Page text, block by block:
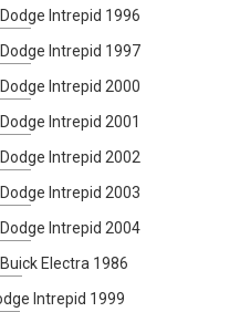
Intrepid 1996
Intrepid 1997
Intrepid 2000
Intrepid 2001
Intrepid 2002
Intrepid 2003
Intrepid 2004
Electra 1986
Intrepid 1999